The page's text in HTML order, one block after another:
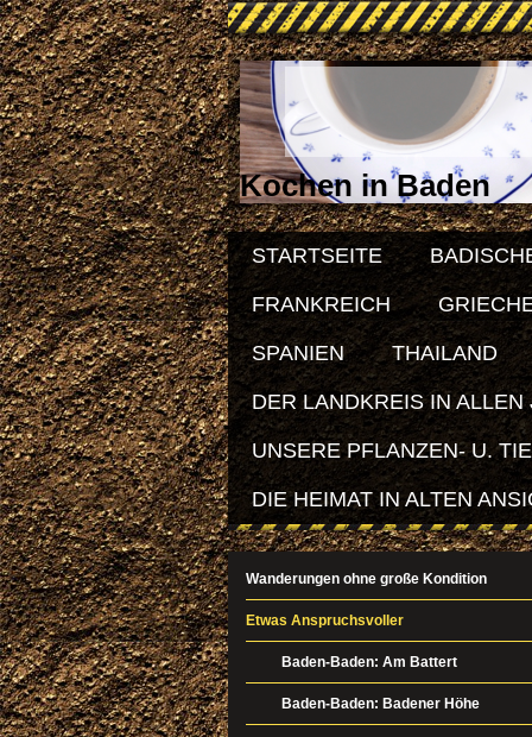
Kochen in Baden
STARTSEITE
FRANKREICH
SPANIEN THAILAND
DER LANDKREIS IN ALLEN
UNSERE PFLANZEN- U.
DIE HEIMAT IN ALTEN
Wanderungen ohne große Kondition
Etwas Anspruchsvoller
Baden-Baden: Am Battert
Baden-Baden: Badener Höhe